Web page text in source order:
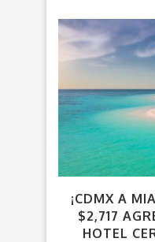
¡CDMX A
$2,717
HOTEL